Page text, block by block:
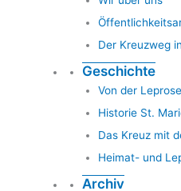
Der Kreuzweg
Geschichte
Von der
Historie St.
Das Kreuz mit
Heimat- und
Archiv